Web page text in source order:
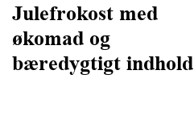
Julefrokost med
økomad og
bæredygtigt indhold